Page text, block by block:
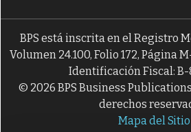
BPS está inscrita en el Registro
Volumen 24.100, Folio 172, Página
Identificación Fiscal: B-
© 2026 BPS Business Publications
derechos
Mapa del Sitio